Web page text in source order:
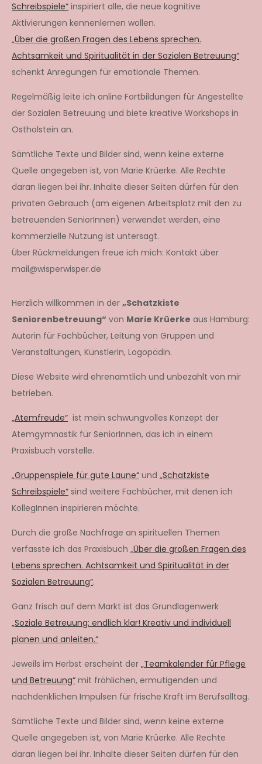
Schreibspiele“ inspiriert alle, die neue kognitive
Aktivierungen kennenlernen wollen.
„Über die großen Fragen des Lebens sprechen.
Achtsamkeit und Spiritualität in der Sozialen Betreuung“
schenkt Anregungen für emotionale Themen.
Regelmäßig leite ich online Fortbildungen für Angestellte
der Sozialen Betreuung und biete kreative Workshops in
Ostholstein an.
Sämtliche Texte und Bilder sind, wenn keine externe
Quelle angegeben ist, von Marie Krüerke. Alle Rechte
daran liegen bei ihr. Inhalte dieser Seiten dürfen für den
privaten Gebrauch (am eigenen Arbeitsplatz mit den zu
betreuenden SeniorInnen) verwendet werden, eine
kommerzielle Nutzung ist untersagt.
Über Rückmeldungen freue ich mich: Kontakt über
mail@wisperwisper.de
Herzlich willkommen in der „Schatzkiste
Seniorenbetreuung“ von Marie Krüerke aus Hamburg:
Autorin für Fachbücher, Leitung von Gruppen und
Veranstaltungen, Künstlerin, Logopädin.
Diese Website wird ehrenamtlich und unbezahlt von mir
betrieben.
„Atemfreude“ ist mein schwungvolles Konzept der
Atemgymnastik für SeniorInnen, das ich in einem
Praxisbuch vorstelle.
„Gruppenspiele für gute Laune“ und „Schatzkiste
Schreibspiele“ sind weitere Fachbücher, mit denen ich
KollegInnen inspirieren möchte.
Durch die große Nachfrage an spirituellen Themen
verfasste ich das Praxisbuch „Über die großen Fragen des
Lebens sprechen. Achtsamkeit und Spiritualität in der
Sozialen Betreuung“.
Ganz frisch auf dem Markt ist das Grundlagenwerk
„Soziale Betreuung: endlich klar! Kreativ und individuell
planen und anleiten.“
Jeweils im Herbst erscheint der „Teamkalender für Pflege
und Betreuung“ mit fröhlichen, ermutigenden und
nachdenklichen Impulsen für frische Kraft im Berufsalltag.
Sämtliche Texte und Bilder sind, wenn keine externe
Quelle angegeben ist, von Marie Krüerke. Alle Rechte
daran liegen bei ihr. Inhalte dieser Seiten dürfen für den